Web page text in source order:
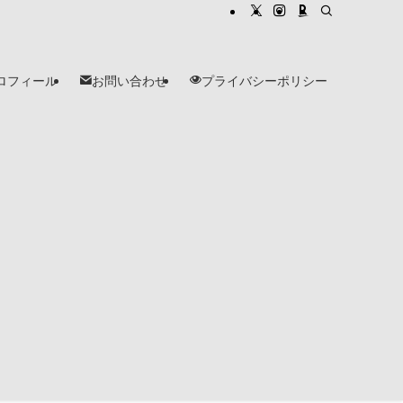
フィール お問い合わせ プライバシーポリシー